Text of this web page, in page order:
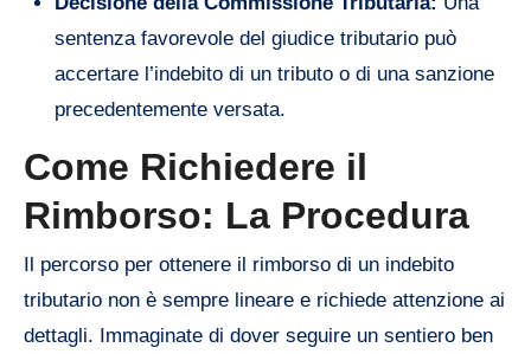
sentenza favorevole del giudice tributario può
accertare l’indebito di un tributo o di una sanzione
precedentemente versata.
Come Richiedere il
Rimborso: La Procedura
Il percorso per ottenere il rimborso di un indebito
tributario non è sempre lineare e richiede attenzione ai
dettagli. Immaginate di dover seguire un sentiero ben